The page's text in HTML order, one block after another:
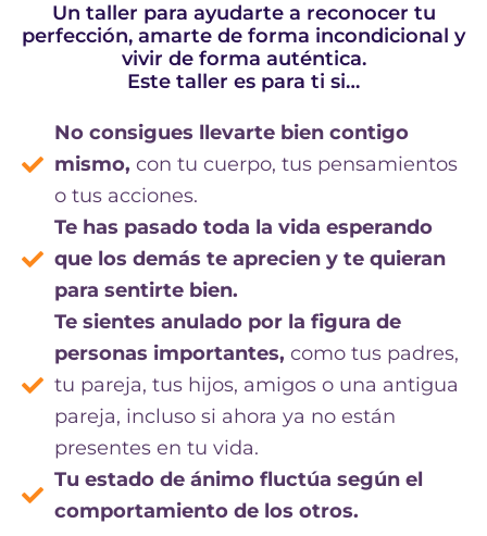
Un taller para ayudarte a reconocer tu
perfección, amarte de forma incondicional y
vivir de forma auténtica.
Este taller es para ti si…
No consigues llevarte bien contigo
mismo, con tu cuerpo, tus pensamientos
o tus acciones.
Te has pasado toda la vida esperando
que los demás te aprecien y te quieran
para sentirte bien.
Te sientes anulado por la figura de
personas importantes, como tus padres,
tu pareja, tus hijos, amigos o una antigua
pareja, incluso si ahora ya no están
presentes en tu vida.
Tu estado de ánimo fluctúa según el
comportamiento de los otros.